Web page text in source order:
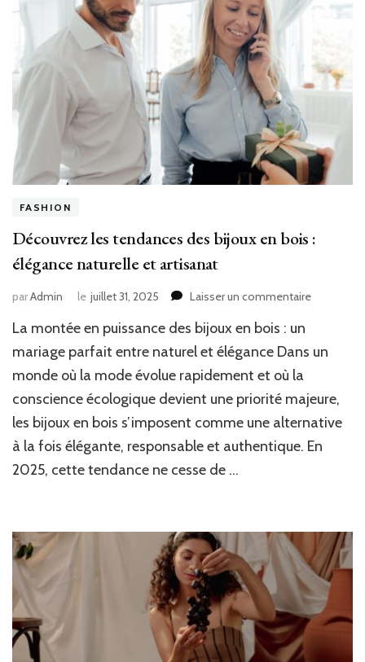
FASHION
Découvrez les tendances des bijoux en bois :
élégance naturelle et artisanat
parAdmin le juillet 31, 2025 Laisser un commentairesur
tendances
en
bois
:
élégance
La montée en puissance des bijoux en bois : un
mariage parfait entre naturel et élégance Dans un
monde où la mode évolue rapidement et où la
conscience écologique devient une priorité majeure,
les bijoux en bois s’imposent comme une alternative
à la fois élégante, responsable et authentique. En
2025, cette tendance ne cesse de …